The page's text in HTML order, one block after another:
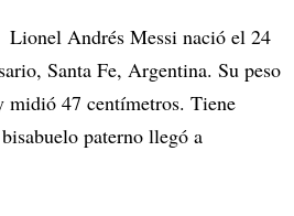
Lionel Andrés Messi nació el 24
Santa Fe, Argentina. Su peso
midió 47 centímetros. Tiene
paterno llegó a